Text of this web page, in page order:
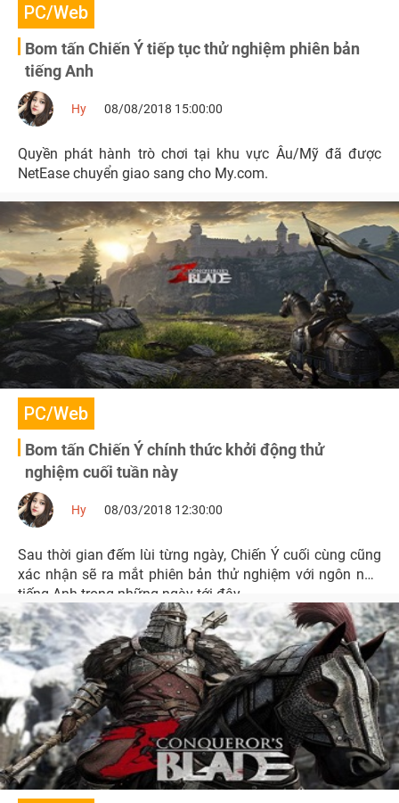
PC/Web
Bom tấn Chiến Ý tiếp tục thử nghiệm phiên bản
tiếng Anh
Hy 08/08/2018 15:00:00
Quyền phát hành trò chơi tại khu vực Âu/Mỹ đã được
NetEase chuyển giao sang cho My.com.
PC/Web
Bom tấn Chiến Ý chính thức khởi động thử
nghiệm cuối tuần này
Hy 08/03/2018 12:30:00
Sau thời gian đếm lùi từng ngày, Chiến Ý cuối cùng cũng
xác nhận sẽ ra mắt phiên bản thử nghiệm với ngôn ngữ
tiếng Anh trong những ngày tới đây.